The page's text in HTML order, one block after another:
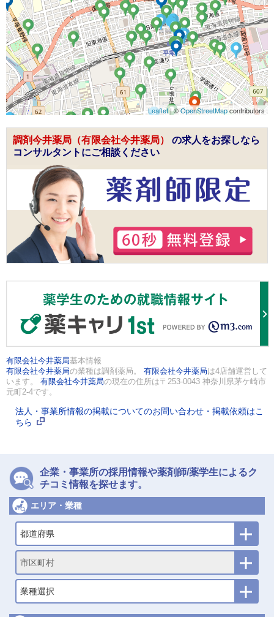
Leaflet| ©OpenStreetMapcontributors
調剤今井薬局（有限会社今井薬局） の求人をお探しなら
コンサルタントにご相談ください
有限会社今井薬局基本情報
有限会社今井薬局の業種は調剤薬局。 有限会社今井薬局は4店舗運営して
います。 有限会社今井薬局の現在の住所は〒253-0043 神奈川県茅ケ崎市
元町2-4です。
法人・事業所情報の掲載についてのお問い合わせ・掲載依頼はこ
ちら
企業・事業所の採用情報や薬剤師/薬学生によるク
チコミ情報を探せます。
エリア・業種
都道府県
市区町村
業種選択